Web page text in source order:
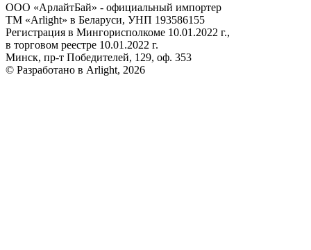
ООО «АрлайтБай» - официальный импортер
ТМ «Arlight» в Беларуси, УНП 193586155
Регистрация в Мингорисполкоме 10.01.2022 г.,
в торговом реестре 10.01.2022 г.
Минск, пр-т Победителей, 129, оф. 353
© Разработано в Arlight, 2026